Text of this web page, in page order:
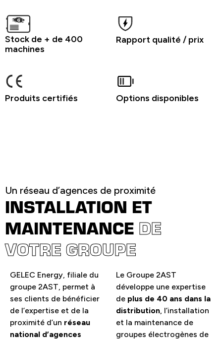
Stock de + de 400
machines
Rapport qualité / prix
Produits certifiés Options disponibles
Un réseau d’agences de proximité
INSTALLATION ET
MAINTENANCE DE
VOTRE GROUPE
GELEC Energy, filiale du
groupe 2AST, permet à
ses clients de bénéficier
de l’expertise et de la
proximité d’un réseau
national d’agences
Le Groupe 2AST
développe une expertise
de plus de 40 ans dans la
distribution, l’installation
et la maintenance de
groupes électrogènes de